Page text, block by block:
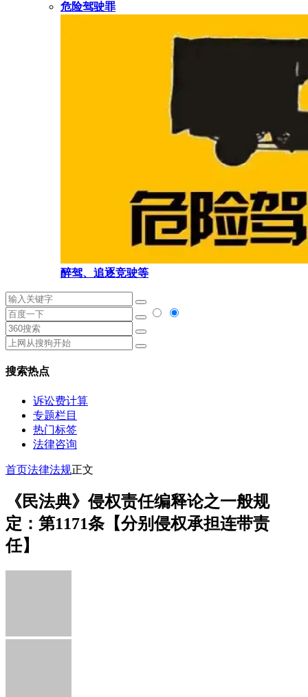
危险驾驶罪
醉驾、追逐竞驶等
搜索热点
诉讼费计算
专题栏目
热门标签
法律咨询
首页法律法规正文
《民法典》侵权责任编释论之一般规
定：第1171条【分别侵权承担连带责
任】